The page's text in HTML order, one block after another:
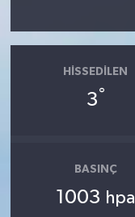
HISSEDILEN
3°
BASINÇ
1003 hpa